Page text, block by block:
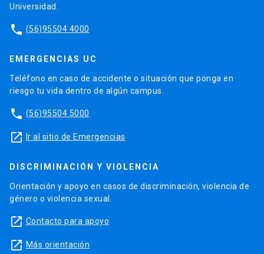
Universidad.
phone (56)95504 4000
EMERGENCIAS UC
Teléfono en caso de accidente o situación que ponga en
riesgo tu vida dentro de algún campus.
phone (56)95504 5000
launch Ir al sitio de Emergencias
DISCRIMINACIÓN Y VIOLENCIA
Orientación y apoyo en casos de discriminación, violencia de
género o violencia sexual.
launch Contacto para apoyo
launch Más orientación